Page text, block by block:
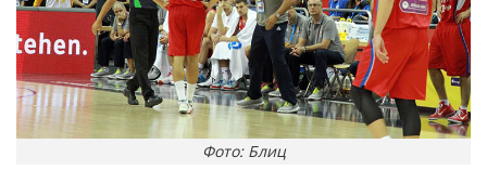
Фото: Блиц